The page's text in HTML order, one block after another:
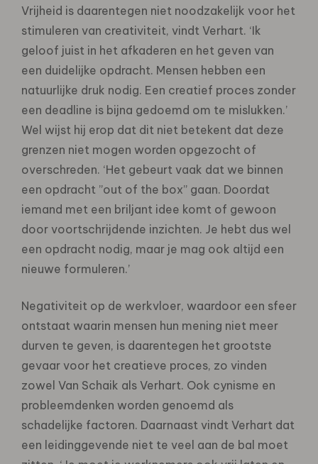
Vrijheid is daarentegen niet noodzakelijk voor het
stimuleren van creativiteit, vindt Verhart. ‘Ik
geloof juist in het afkaderen en het geven van
een duidelijke opdracht. Mensen hebben een
natuurlijke druk nodig. Een creatief proces zonder
een deadline is bijna gedoemd om te mislukken.’
Wel wijst hij erop dat dit niet betekent dat deze
grenzen niet mogen worden opgezocht of
overschreden. ‘Het gebeurt vaak dat we binnen
een opdracht ”out of the box” gaan. Doordat
iemand met een briljant idee komt of gewoon
door voortschrijdende inzichten. Je hebt dus wel
een opdracht nodig, maar je mag ook altijd een
nieuwe formuleren.’
Negativiteit op de werkvloer, waardoor een sfeer
ontstaat waarin mensen hun mening niet meer
durven te geven, is daarentegen het grootste
gevaar voor het creatieve proces, zo vinden
zowel Van Schaik als Verhart. Ook cynisme en
probleemdenken worden genoemd als
schadelijke factoren. Daarnaast vindt Verhart dat
een leidinggevende niet te veel aan de bal moet